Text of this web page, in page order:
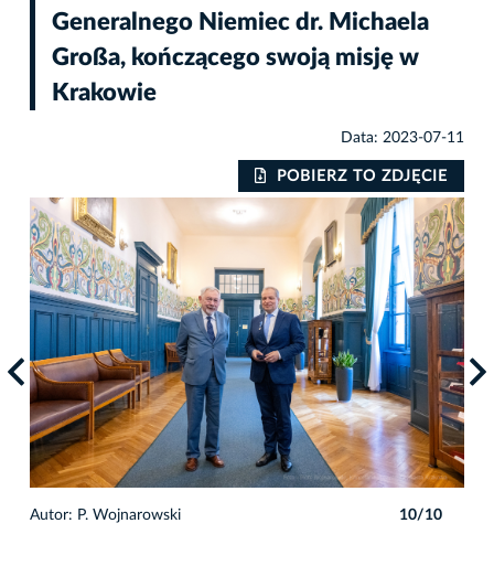
Generalnego Niemiec dr. Michaela
Großa, kończącego swoją misję w
Krakowie
Data: 2023-07-11
POBIERZ TO ZDJĘCIE
Autor: P. Wojnarowski 10/10